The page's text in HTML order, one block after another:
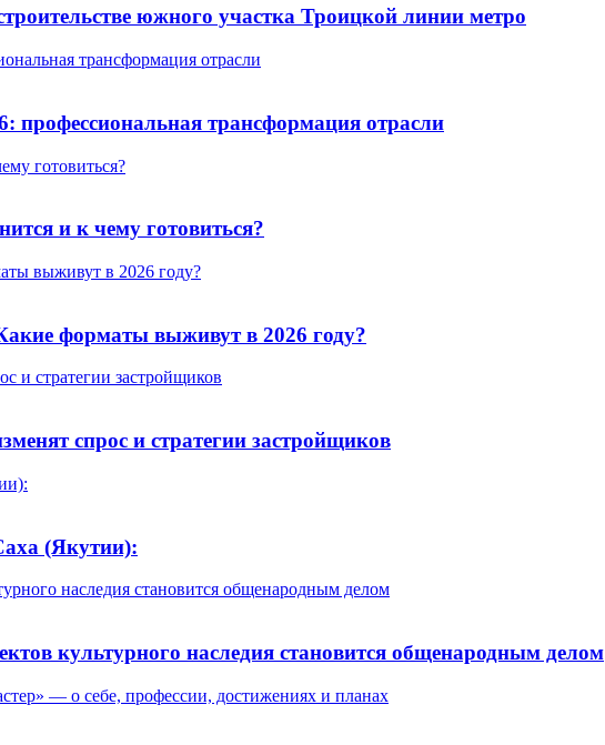
южного участка Троицкой линии метро
трансформация отрасли
профессиональная трансформация отрасли
готовиться?
и к чему готовиться?
выживут в 2026 году?
форматы выживут в 2026 году?
и стратегии застройщиков
спрос и стратегии застройщиков
(Якутии):
наследия становится общенародным делом
культурного наследия становится общенародным делом
— о себе, профессии, достижениях и планах